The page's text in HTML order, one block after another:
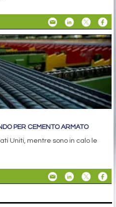
PER CEMENTO ARMATO
Uniti, mentre sono in calo le